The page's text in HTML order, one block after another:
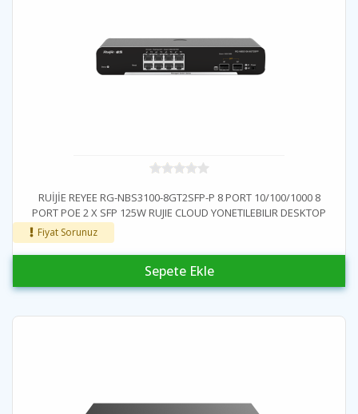
RUİJİE REYEE RG-NBS3100-8GT2SFP-P 8 PORT 10/100/1000 8
PORT POE 2 X SFP 125W RUJIE CLOUD YONETILEBILIR DESKTOP
Fiyat Sorunuz
Sepete Ekle